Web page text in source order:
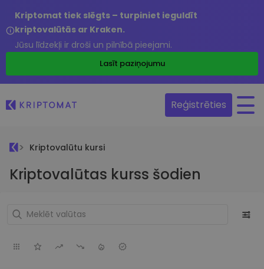
Kriptomat tiek slēgts – turpiniet ieguldīt
kriptovalūtās ar Kraken.
Jūsu līdzekļi ir droši un pilnībā pieejami.
Lasīt paziņojumu
Reģistrēties
Kriptovalūtu kursi
Kriptovalūtas kurss šodien